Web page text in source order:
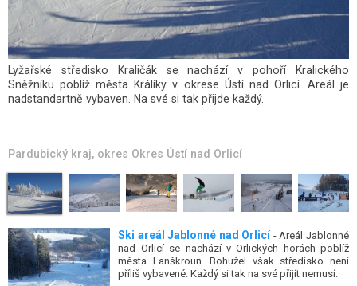
Skiareál Čenkovice spolu s areálem Červená Voda dnes tvoří
zajímavé středisko v Orlických horách. Oba lyžařské areály se
sloučily v jedno centrum lyžování pod Bukovou horou –
Pardubický kraj, okres Okres Ústí nad Orlicí
Ski areál Jablonné nad Orlicí- Areál Jablonné
nad Orlicí se nachází v Orlických horách poblíž
města Lanškroun. Bohužel však středisko není
příliš vybavené. Každý si tak na své přijít nemusí.